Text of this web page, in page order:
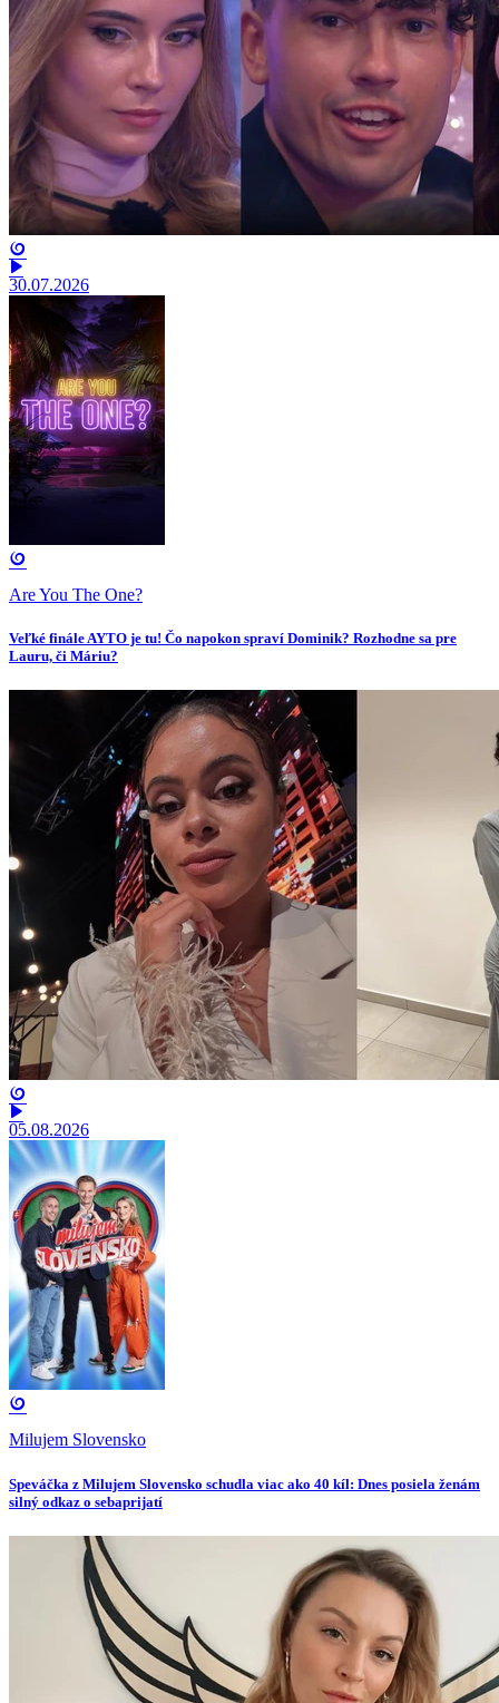
30.07.2026
Are You The One?
Veľké finále AYTO je tu! Čo napokon spraví Dominik? Rozhodne sa pre
Lauru, či Máriu?
05.08.2026
Milujem Slovensko
Speváčka z Milujem Slovensko schudla viac ako 40 kíl: Dnes posiela ženám
silný odkaz o sebaprijatí